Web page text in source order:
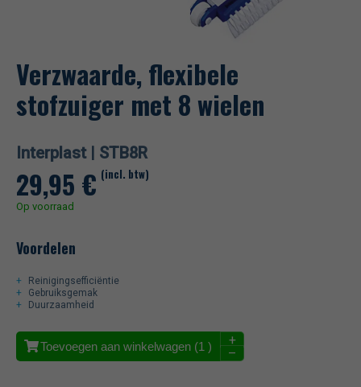
Verzwaarde, flexibele
stofzuiger met 8 wielen
Interplast | STB8R
29,95 € (incl. btw)
Op voorraad
Voordelen
Reinigingsefficiëntie
Gebruiksgemak
Duurzaamheid
Toevoegen aan winkelwagen (1 )
+
–